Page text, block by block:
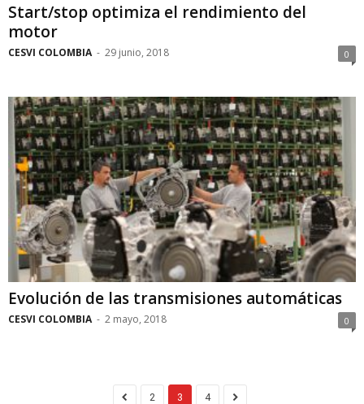
Start/stop optimiza el rendimiento del
motor
CESVI COLOMBIA - 29 junio, 2018 0
Evolución de las transmisiones automáticas
CESVI COLOMBIA - 2 mayo, 2018 0
2 3 4